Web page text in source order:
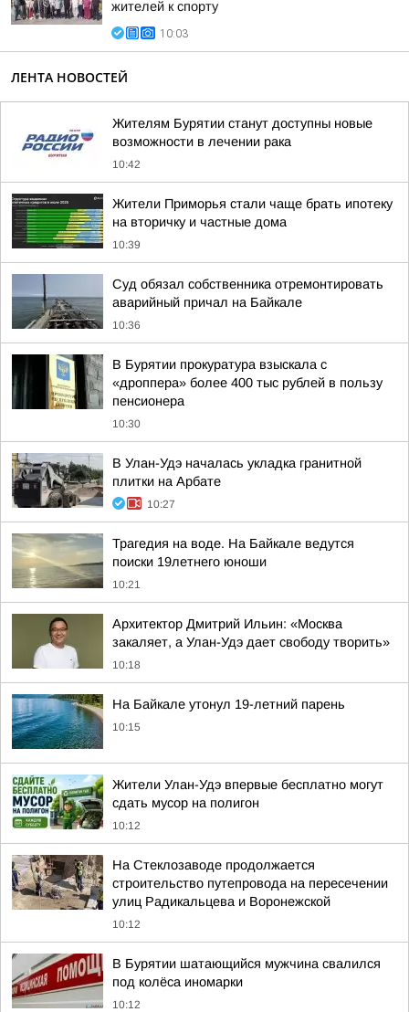
жителей к спорту
10:03
ЛЕНТА НОВОСТЕЙ
Жителям Бурятии станут доступны новые
возможности в лечении рака
10:42
Жители Приморья стали чаще брать ипотеку
на вторичку и частные дома
10:39
Суд обязал собственника отремонтировать
аварийный причал на Байкале
10:36
В Бурятии прокуратура взыскала с
«дроппера» более 400 тыс рублей в пользу
пенсионера
10:30
В Улан-Удэ началась укладка гранитной
плитки на Арбате
10:27
Трагедия на воде. На Байкале ведутся
поиски 19летнего юноши
10:21
Архитектор Дмитрий Ильин: «Москва
закаляет, а Улан-Удэ дает свободу творить»
10:18
На Байкале утонул 19-летний парень
10:15
Жители Улан-Удэ впервые бесплатно могут
сдать мусор на полигон
10:12
На Стеклозаводе продолжается
строительство путепровода на пересечении
улиц Радикальцева и Воронежской
10:12
В Бурятии шатающийся мужчина свалился
под колёса иномарки
10:12